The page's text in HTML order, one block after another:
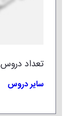
تعداد دروس
سایر دروس